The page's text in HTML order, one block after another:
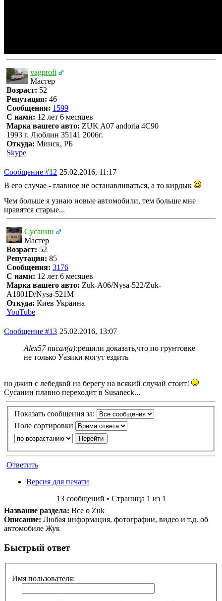
vagprofi
Мастер
Возраст: 52
Репутация: 46
Сообщения: 1599
С нами: 12 лет 6 месяцев
Марка вашего авто: ZUK A07 andoria 4C90
1993 г. Люблин 35141 2006г.
Откуда: Минск, РБ
Skype
Сообщение #12 25.02.2016, 11:17
В его случае - главное не останавливаться, а то кирдык
Чем больше я узнаю новые автомобили, тем больше мне
нравятся старые...
Сусанин
Мастер
Возраст: 52
Репутация: 85
Сообщения: 3176
С нами: 12 лет 6 месяцев
Марка вашего авто: Zuk-A06/Nysa-522/Zuk-
A1801D/Nysa-521M
Откуда: Киев Украина
YouTube
Сообщение #13 25.02.2016, 13:07
Alex57 писал(а):решили доказать,что по грунтовке
не только Уазики могут ездить
но джип с лебедкой на берегу на всякий случай стоит!
Сусанин плавно переходит в Susaneck...
Показать сообщения за:
Поле сортировки
Ответить
Версия для печати
13 сообщений • Страница 1 из 1
Название раздела: Все о Zuk
Описание: Любая информация, фотографии, видео и т.д. об
автомобиле Жук
Быстрый ответ
Имя пользователя: